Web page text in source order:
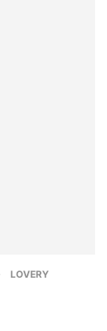
LOVERY